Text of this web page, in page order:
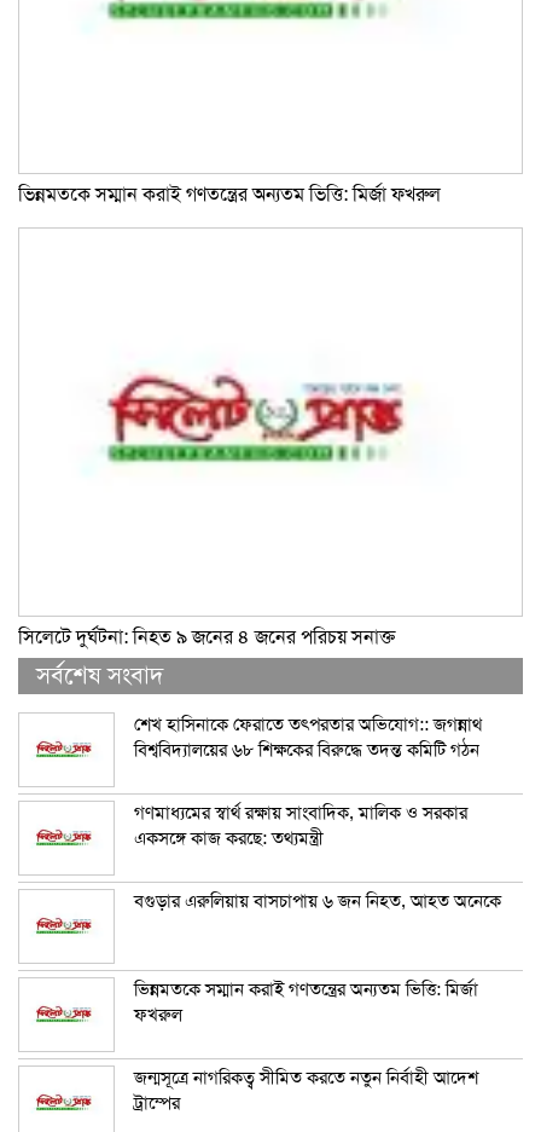
ভিন্নমতকে সম্মান করাই গণতন্ত্রের অন্যতম ভিত্তি: মির্জা ফখরুল
সিলেটে দুর্ঘটনা: নিহত ৯ জনের ৪ জনের পরিচয় সনাক্ত
সর্বশেষ সংবাদ
শেখ হাসিনাকে ফেরাতে তৎপরতার অভিযোগ:: জগন্নাথ
বিশ্ববিদ্যালয়ের ৬৮ শিক্ষকের বিরুদ্ধে তদন্ত কমিটি গঠন
গণমাধ্যমের স্বার্থ রক্ষায় সাংবাদিক, মালিক ও সরকার
একসঙ্গে কাজ করছে: তথ্যমন্ত্রী
বগুড়ার এরুলিয়ায় বাসচাপায় ৬ জন নিহত, আহত অনেকে
ভিন্নমতকে সম্মান করাই গণতন্ত্রের অন্যতম ভিত্তি: মির্জা
ফখরুল
জন্মসূত্রে নাগরিকত্ব সীমিত করতে নতুন নির্বাহী আদেশ
ট্রাম্পের